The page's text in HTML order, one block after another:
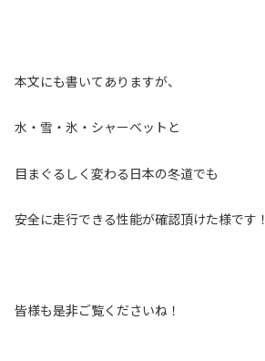
本文にも書いてありますが、
水・雪・氷・シャーベットと
目まぐるしく変わる日本の冬道でも
安全に走行できる性能が確認頂けた様です！
皆様も是非ご覧くださいね！